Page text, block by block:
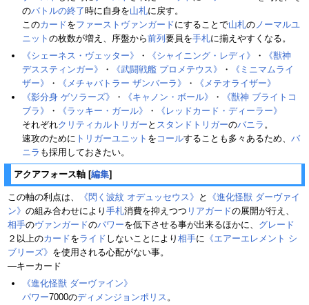
のバトルの終了時に自身を山札に戻す。
このカードをファーストヴァンガードにすることで山札の ノーマルユ
ニット の枚数が増え、序盤から前列要員を手札に揃えやすくなる。
《シェーネス・ヴェッター》
・ 《シャイニング・レディ》 ・
《獣神
デススティンガー》
・ 《武闘戦艦 プロメテウス》 ・
《ミニマムライ
ザー》
・ 《メチャバトラー ザンバーラ》 ・
《メテオライザー》
《影分身 ゲソラーズ》
・ 《キャノン・ボール》 ・
《獣神 ブライトコ
ブラ》
・ 《ラッキー・ガール》 ・
《レッドカード・ディーラー》
それぞれクリティカルトリガー と スタンドトリガーのバニラ 。
速攻のために トリガーユニット を コールすることも多々あるため、 バ
ニラ も採用しておきたい。
アクアフォース軸 [編集]
この軸の利点は、 《閃く波紋 オデュッセウス》 と
《進化怪獣 ダーヴァイ
ン》 の組み合わせにより 手札消費を抑えつつ リアガードの展開が行え、
相手のヴァンガードのパワーを低下させる事が出来るほかに、 グレード
２以上のカードをライド しないことにより 相手に 《エアーエレメント シ
ブリーズ》 を使用される心配がない事。
―キーカード
《進化怪獣 ダーヴァイン》
パワー7000のディメンジョンポリス。